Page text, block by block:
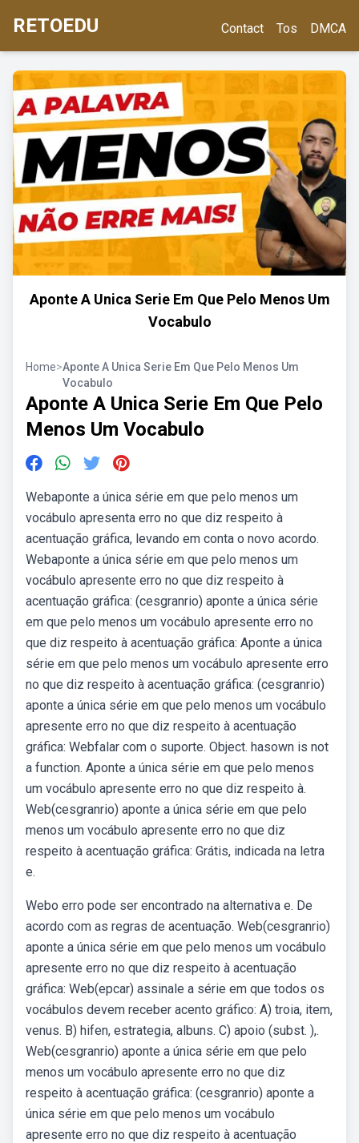
RETOEDU Contact Tos DMCA
Aponte A Unica Serie Em Que Pelo Menos Um
Vocabulo
Home>Aponte A Unica Serie Em Que Pelo Menos Um
Vocabulo
Aponte A Unica Serie Em Que Pelo
Menos Um Vocabulo
Webaponte a única série em que pelo menos um
vocábulo apresenta erro no que diz respeito à
acentuação gráfica, levando em conta o novo acordo.
Webaponte a única série em que pelo menos um
vocábulo apresente erro no que diz respeito à
acentuação gráfica: (cesgranrio) aponte a única série
em que pelo menos um vocábulo apresente erro no
que diz respeito à acentuação gráfica: Aponte a única
série em que pelo menos um vocábulo apresente erro
no que diz respeito à acentuação gráfica: (cesgranrio)
aponte a única série em que pelo menos um vocábulo
apresente erro no que diz respeito à acentuação
gráfica: Webfalar com o suporte. Object. hasown is not
a function. Aponte a única série em que pelo menos
um vocábulo apresente erro no que diz respeito à.
Web(cesgranrio) aponte a única série em que pelo
menos um vocábulo apresente erro no que diz
respeito à acentuação gráfica: Grátis, indicada na letra
e.
Webo erro pode ser encontrado na alternativa e. De
acordo com as regras de acentuação. Web(cesgranrio)
aponte a única série em que pelo menos um vocábulo
apresente erro no que diz respeito à acentuação
gráfica: Web(epcar) assinale a série em que todos os
vocábulos devem receber acento gráfico: A) troia, item,
venus. B) hifen, estrategia, albuns. C) apoio (subst. ),.
Web(cesgranrio) aponte a única série em que pelo
menos um vocábulo apresente erro no que diz
respeito à acentuação gráfica: (cesgranrio) aponte a
única série em que pelo menos um vocábulo
apresente erro no que diz respeito à acentuação